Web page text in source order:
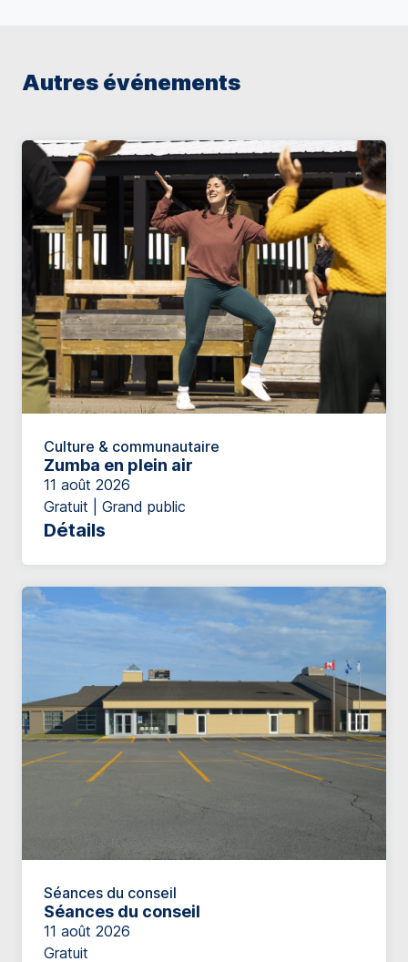
Autres événements
Culture & communautaire
Zumba en plein air
11 août 2026
Gratuit | Grand public
Détails
Séances du conseil
Séances du conseil
11 août 2026
Gratuit